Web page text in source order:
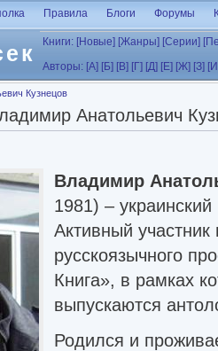
Правила Блоги Форумы
Книги: [Новые] [Жанры] [Серии]
Авторы: [А] [Б] [В] [Г] [Д] [Е] [Ж] [З]
Кузнецов
Анатольевич
Владимир
1981) –
Активный
русскоязычного
Книга», в рамках
выпускаются
Родился и